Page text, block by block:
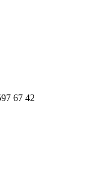
67 42